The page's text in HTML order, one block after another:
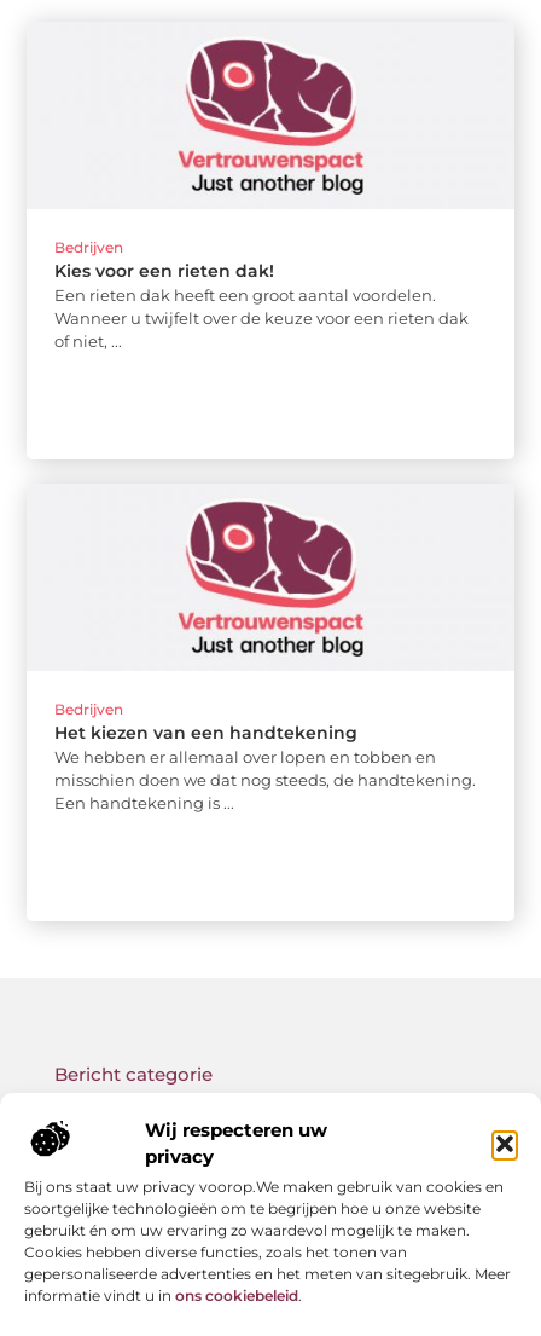
Wij respecteren uw
privacy
Bij ons staat uw privacy voorop.We maken gebruik van cookies en
soortgelijke technologieën om te begrijpen hoe u onze website
gebruikt én om uw ervaring zo waardevol mogelijk te maken.
Cookies hebben diverse functies, zoals het tonen van
gepersonaliseerde advertenties en het meten van sitegebruik. Meer
informatie vindt u in ons cookiebeleid.
Bedrijven
Kies voor een rieten dak!
Een rieten dak heeft een groot aantal voordelen.
Wanneer u twijfelt over de keuze voor een rieten dak
of niet, ...
Bedrijven
Het kiezen van een handtekening
We hebben er allemaal over lopen en tobben en
misschien doen we dat nog steeds, de handtekening.
Een handtekening is ...
Onze informatie
Bericht categorie